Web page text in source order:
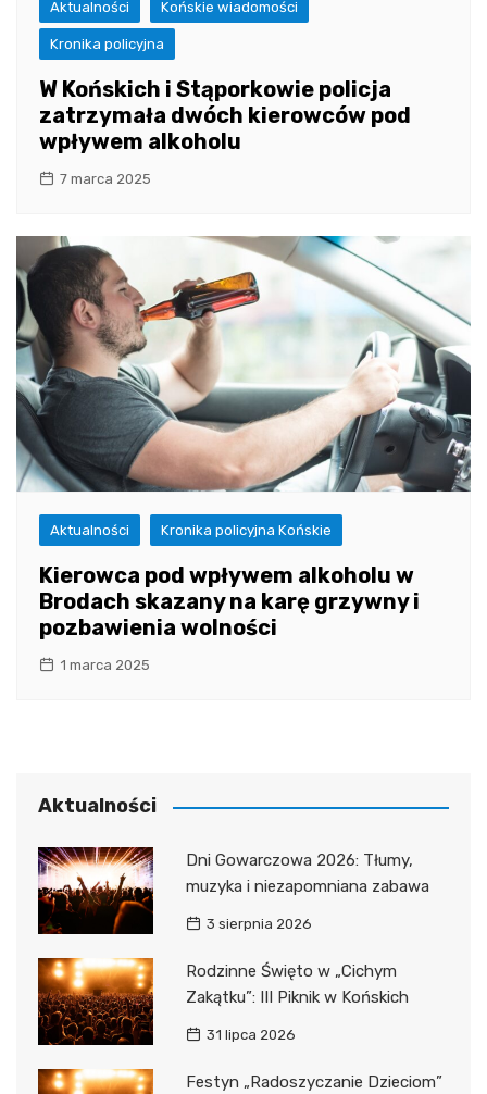
Aktualności Końskie wiadomości
Kronika policyjna
W Końskich i Stąporkowie policja
zatrzymała dwóch kierowców pod
wpływem alkoholu
7 marca 2025
Aktualności Kronika policyjna Końskie
Kierowca pod wpływem alkoholu w
Brodach skazany na karę grzywny i
pozbawienia wolności
1 marca 2025
Aktualności
Dni Gowarczowa 2026: Tłumy,
muzyka i niezapomniana zabawa
3 sierpnia 2026
Rodzinne Święto w „Cichym
Zakątku”: III Piknik w Końskich
31 lipca 2026
Festyn „Radoszyczanie Dzieciom”